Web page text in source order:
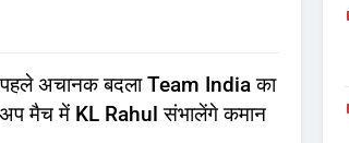
अचानक बदला Team India का
अप मैच में KL Rahul संभालेंगे कमान